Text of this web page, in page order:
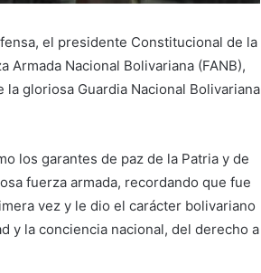
el presidente Constitucional de la
Armada Nacional Bolivariana (FANB),
gloriosa Guardia Nacional Bolivariana
los garantes de paz de la Patria y de
fuerza armada, recordando que fue
vez y le dio el carácter bolivariano
y la conciencia nacional, del derecho a